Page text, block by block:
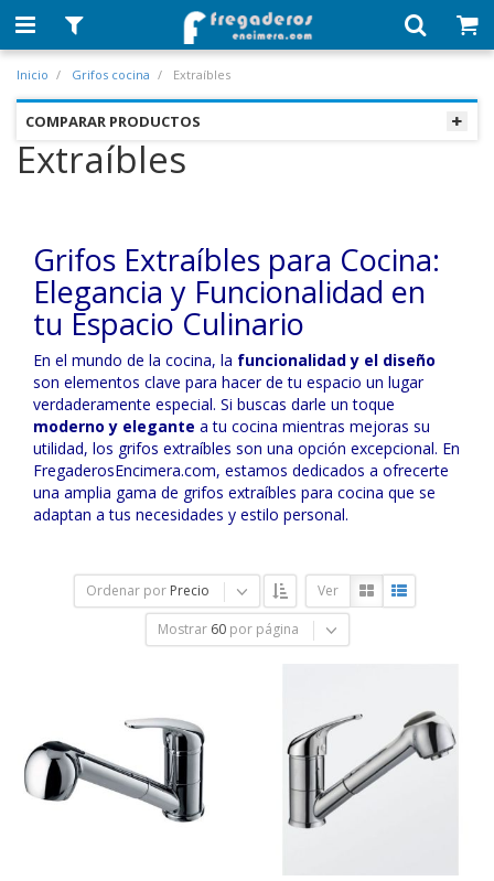
Inicio Grifos cocina Extraíbles
COMPARAR PRODUCTOS
Extraíbles
Grifos Extraíbles para Cocina:
Elegancia y Funcionalidad en
tu Espacio Culinario
En el mundo de la cocina, la funcionalidad y el diseño
son elementos clave para hacer de tu espacio un lugar
verdaderamente especial. Si buscas darle un toque
moderno y elegante a tu cocina mientras mejoras su
utilidad, los grifos extraíbles son una opción excepcional. En
FregaderosEncimera.com, estamos dedicados a ofrecerte
una amplia gama de grifos extraíbles para cocina que se
adaptan a tus necesidades y estilo personal.
Ordenar por Precio Ver
Mostrar 60 por página